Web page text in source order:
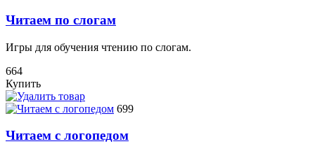
Читаем по слогам
Игры для обучения чтению по слогам.
664
Купить
699
Читаем с логопедом